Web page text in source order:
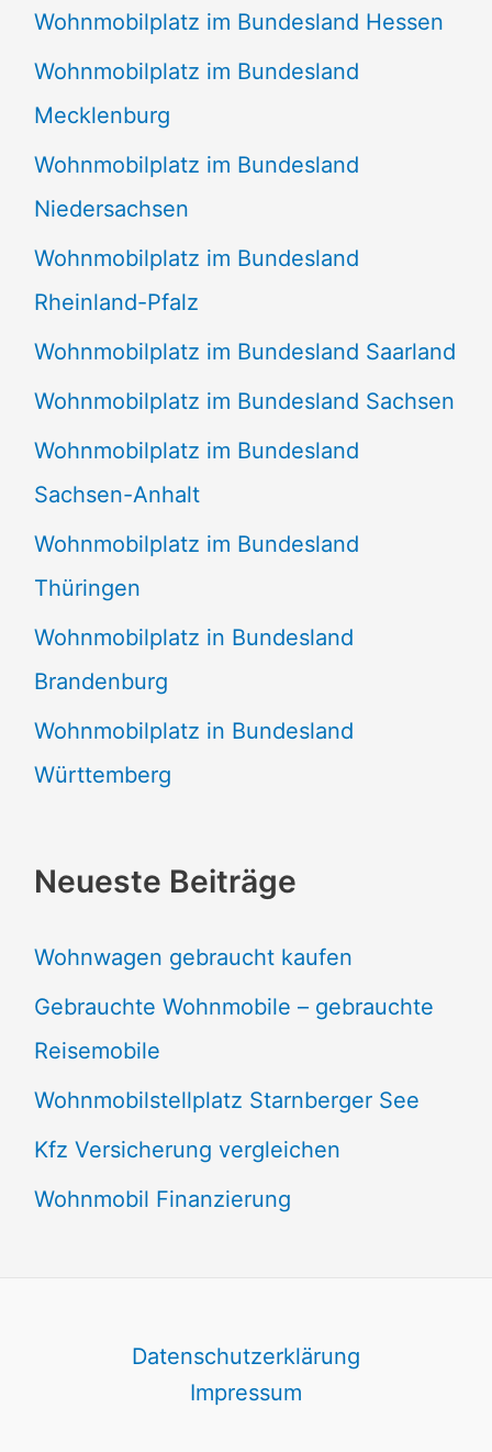
Wohnmobilplatz im Bundesland Hessen
Wohnmobilplatz im Bundesland
Mecklenburg
Wohnmobilplatz im Bundesland
Niedersachsen
Wohnmobilplatz im Bundesland
Rheinland-Pfalz
Wohnmobilplatz im Bundesland Saarland
Wohnmobilplatz im Bundesland Sachsen
Wohnmobilplatz im Bundesland
Sachsen-Anhalt
Wohnmobilplatz im Bundesland
Thüringen
Wohnmobilplatz in Bundesland
Brandenburg
Wohnmobilplatz in Bundesland
Württemberg
Neueste Beiträge
Wohnwagen gebraucht kaufen
Gebrauchte Wohnmobile – gebrauchte
Reisemobile
Wohnmobilstellplatz Starnberger See
Kfz Versicherung vergleichen
Wohnmobil Finanzierung
Datenschutzerklärung
Impressum